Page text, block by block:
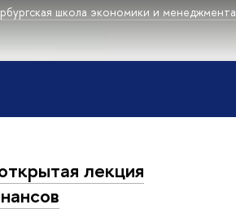
школа экономики и менеджмента
лекция